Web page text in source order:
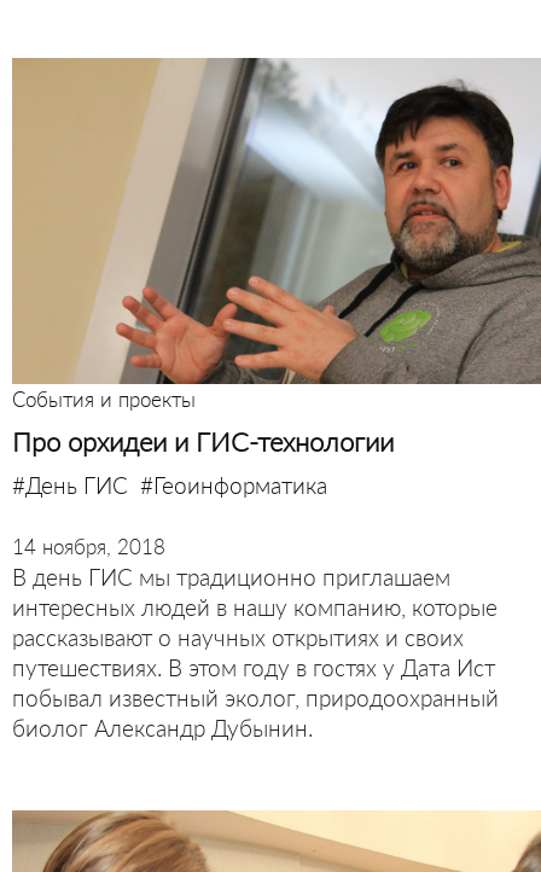
События и проекты
Про орхидеи и ГИС-технологии
#День ГИС #Геоинформатика
14 ноября, 2018
В день ГИС мы традиционно приглашаем
интересных людей в нашу компанию, которые
рассказывают о научных открытиях и своих
путешествиях. В этом году в гостях у Дата Ист
побывал известный эколог, природоохранный
биолог Александр Дубынин.